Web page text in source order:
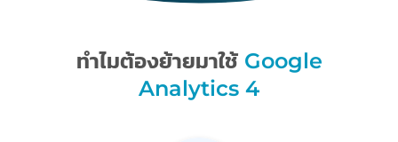
ทำไมต้องย้ายมาใช้ Google
Analytics 4